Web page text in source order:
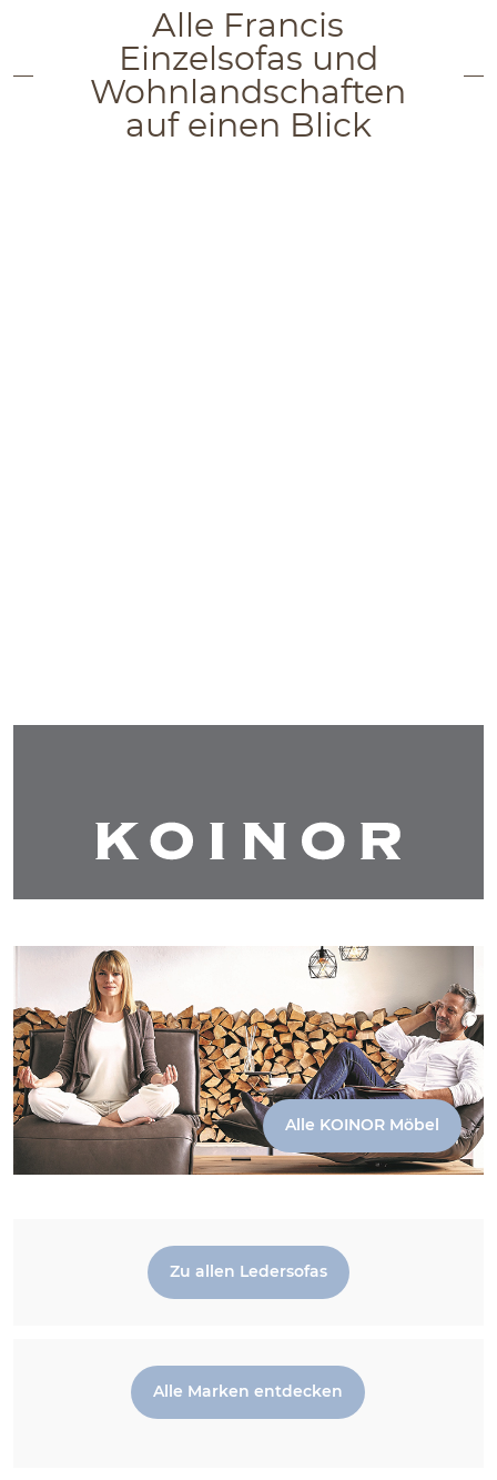
Alle Francis
Einzelsofas und
Wohnlandschaften
auf einen Blick
Alle KOINOR Möbel
Zu allen Ledersofas
Alle Marken entdecken